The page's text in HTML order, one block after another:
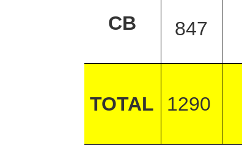
CB 847
TOTAL 1290